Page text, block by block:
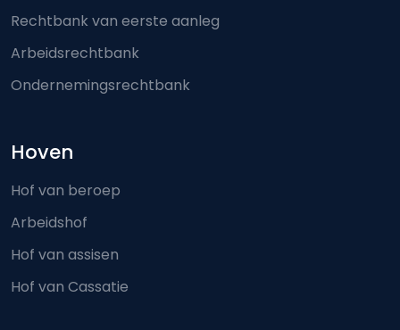
Rechtbank van eerste aanleg
Arbeidsrechtbank
Ondernemingsrechtbank
Hoven
Hof van beroep
Arbeidshof
Hof van assisen
Hof van Cassatie